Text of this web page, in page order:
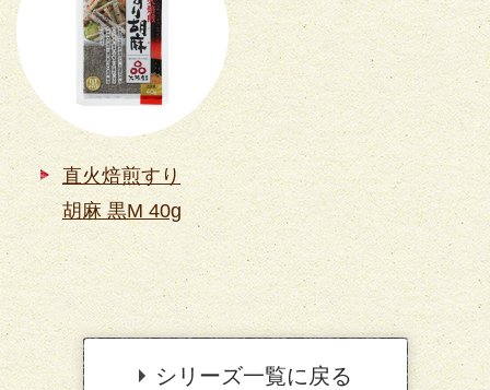
直火焙煎すり
胡麻 黒M 40g
シリーズ一覧に戻る